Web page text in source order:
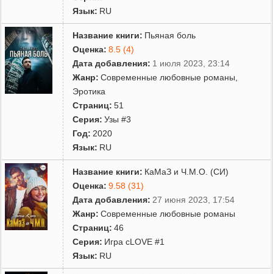
Язык: RU
Название книги: Пьяная боль
Оценка: 8.5 (4)
Дата добавления: 1 июля 2023, 23:14
Жанр: Современные любовные романы
Эротика
Страниц: 51
Серия: Узы #3
Год: 2020
Язык: RU
Название книги: КаМаЗ и Ч.М.О. (СИ)
Оценка: 9.58 (31)
Дата добавления: 27 июня 2023, 17:54
Жанр: Современные любовные романы
Страниц: 46
Серия: Игра сLOVE #1
Язык: RU